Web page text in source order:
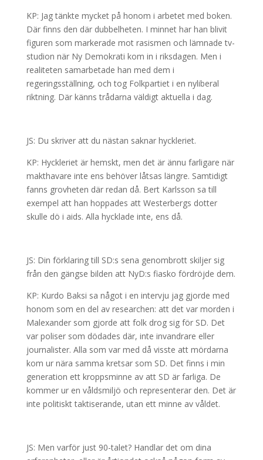
KP: Jag tänkte mycket på honom i arbetet med boken.
Där finns den där dubbelheten. I minnet har han blivit
figuren som markerade mot rasismen och lämnade tv-
studion när Ny Demokrati kom in i riksdagen. Men i
realiteten samarbetade han med dem i
regeringsställning, och tog Folkpartiet i en nyliberal
riktning. Där känns trådarna väldigt aktuella i dag.
JS: Du skriver att du nästan saknar hyckleriet.
KP: Hyckleriet är hemskt, men det är ännu farligare när
makthavare inte ens behöver låtsas längre. Samtidigt
fanns grovheten där redan då. Bert Karlsson sa till
exempel att han hoppades att Westerbergs dotter
skulle dö i aids. Alla hycklade inte, ens då.
JS: Din förklaring till SD:s sena genombrott skiljer sig
från den gängse bilden att NyD:s fiasko fördröjde dem.
KP: Kurdo Baksi sa något i en intervju jag gjorde med
honom som en del av researchen: att det var morden i
Malexander som gjorde att folk drog sig för SD. Det
var poliser som dödades där, inte invandrare eller
journalister. Alla som var med då visste att mördarna
kom ur nära samma kretsar som SD. Det finns i min
generation ett kroppsminne av att SD är farliga. De
kommer ur en våldsmiljö och representerar den. Det är
inte politiskt taktiserande, utan ett minne av våldet.
JS: Men varför just 90-talet? Handlar det om dina